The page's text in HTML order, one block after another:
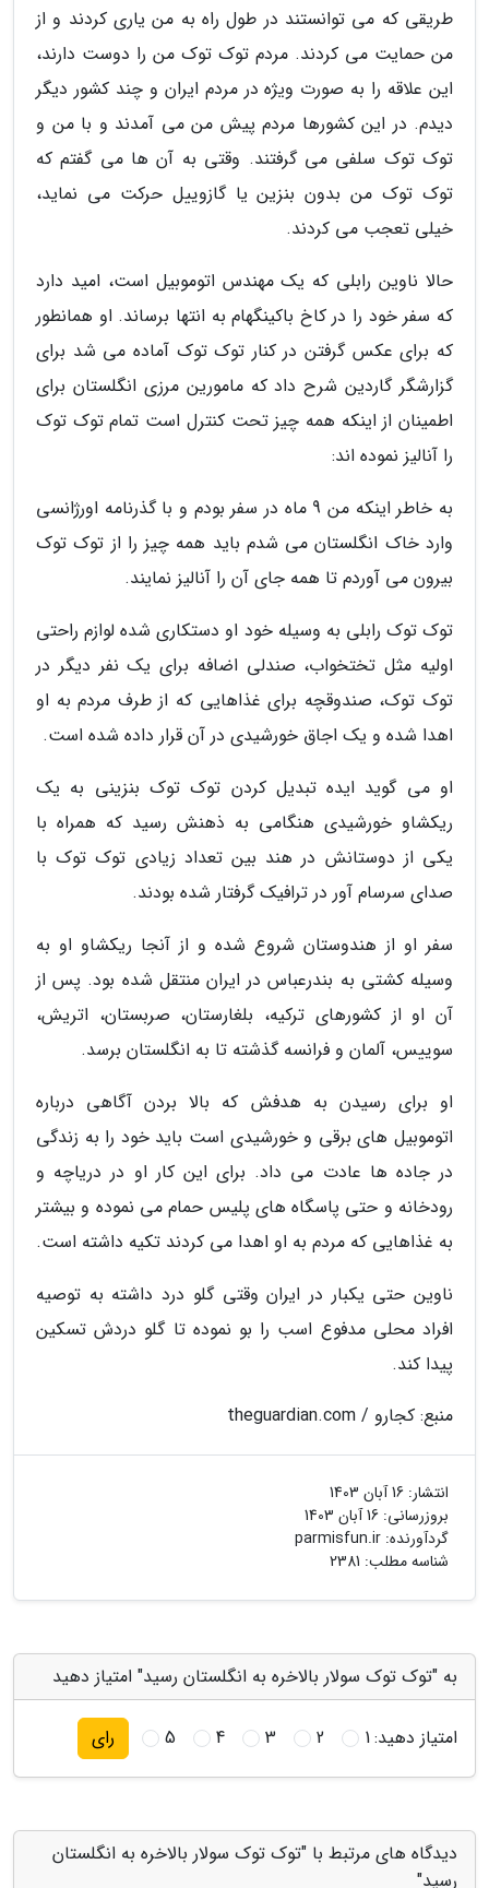
طریقی که می توانستند در طول راه به من یاری کردند و از
من حمایت می کردند. مردم توک توک من را دوست دارند،
این علاقه را به صورت ویژه در مردم ایران و چند کشور دیگر
دیدم. در این کشورها مردم پیش من می آمدند و با من و
توک توک سلفی می گرفتند. وقتی به آن ها می گفتم که
توک توک من بدون بنزین یا گازوییل حرکت می نماید،
خیلی تعجب می کردند.
حالا ناوین رابلی که یک مهندس اتوموبیل است، امید دارد
که سفر خود را در کاخ باکینگهام به انتها برساند. او همانطور
که برای عکس گرفتن در کنار توک توک آماده می شد برای
گزارشگر گاردین شرح داد که مامورین مرزی انگلستان برای
اطمینان از اینکه همه چیز تحت کنترل است تمام توک توک
را آنالیز نموده اند:
به خاطر اینکه من 9 ماه در سفر بودم و با گذرنامه اورژانسی
وارد خاک انگلستان می شدم باید همه چیز را از توک توک
بیرون می آوردم تا همه جای آن را آنالیز نمایند.
توک توک رابلی به وسیله خود او دستکاری شده لوازم راحتی
اولیه مثل تختخواب، صندلی اضافه برای یک نفر دیگر در
توک توک، صندوقچه برای غذاهایی که از طرف مردم به او
اهدا شده و یک اجاق خورشیدی در آن قرار داده شده است.
او می گوید ایده تبدیل کردن توک توک بنزینی به یک
ریکشاو خورشیدی هنگامی به ذهنش رسید که همراه با
یکی از دوستانش در هند بین تعداد زیادی توک توک با
صدای سرسام آور در ترافیک گرفتار شده بودند.
سفر او از هندوستان شروع شده و از آنجا ریکشاو او به
وسیله کشتی به بندرعباس در ایران منتقل شده بود. پس از
آن او از کشورهای ترکیه، بلغارستان، صربستان، اتریش،
سوییس، آلمان و فرانسه گذشته تا به انگلستان برسد.
او برای رسیدن به هدفش که بالا بردن آگاهی درباره
اتوموبیل های برقی و خورشیدی است باید خود را به زندگی
در جاده ها عادت می داد. برای این کار او در دریاچه و
رودخانه و حتی پاسگاه های پلیس حمام می نموده و بیشتر
به غذاهایی که مردم به او اهدا می کردند تکیه داشته است.
ناوین حتی یکبار در ایران وقتی گلو درد داشته به توصیه
افراد محلی مدفوع اسب را بو نموده تا گلو دردش تسکین
پیدا کند.
منبع: کجارو / theguardian.com
انتشار: 16 آبان 1403
بروزرسانی: 16 آبان 1403
گردآورنده: parmisfun.ir
شناسه مطلب: 2381
به "توک توک سولار بالاخره به انگلستان رسید" امتیاز دهید
امتیاز دهید:1
2
3
4
5 رای
دیدگاه های مرتبط با "توک توک سولار بالاخره به انگلستان
رسید"